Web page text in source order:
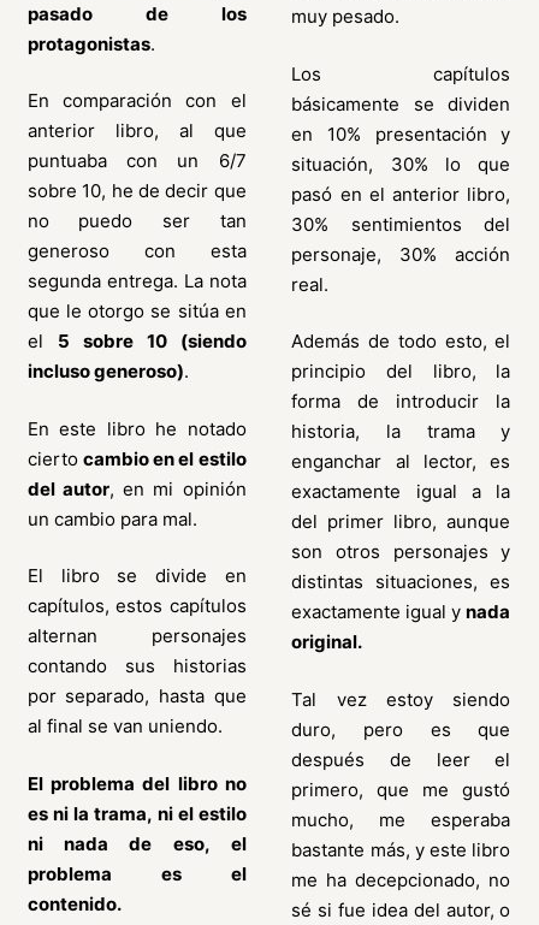
pasado de los
protagonistas.
En comparación con el
anterior libro, al que
puntuaba con un 6/7
sobre 10, he de decir que
no puedo ser tan
generoso con esta
segunda entrega. La nota
que le otorgo se sitúa en
el 5 sobre 10 (siendo
incluso generoso).
En este libro he notado
cierto cambio en el estilo
del autor, en mi opinión
un cambio para mal.
El libro se divide en
capítulos, estos capítulos
alternan personajes
contando sus historias
por separado, hasta que
al final se van uniendo.
El problema del libro no
es ni la trama, ni el estilo
ni nada de eso, el
problema es el
contenido.
muy pesado.
Los capítulos
básicamente se dividen
en 10% presentación y
situación, 30% lo que
pasó en el anterior libro,
30% sentimientos del
personaje, 30% acción
real.
Además de todo esto, el
principio del libro, la
forma de introducir la
historia, la trama y
enganchar al lector, es
exactamente igual a la
del primer libro, aunque
son otros personajes y
distintas situaciones, es
exactamente igual ynada
original.
Tal vez estoy siendo
duro, pero es que
después de leer el
primero, que me gustó
mucho, me esperaba
bastante más, y este libro
me ha decepcionado, no
sé si fue idea del autor, o